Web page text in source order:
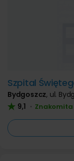
Szpital
Bydgoszcz, ul.
9,1 • Znakomita